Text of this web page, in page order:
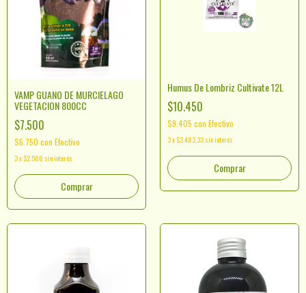
VAMP GUANO DE MURCIELAGO
VEGETACION 800CC
$7.500
$6.750 con Efectivo
3x $2.500 sin interés
Humus De Lombriz Cultivate 12L
$10.450
$9.405 con Efectivo
3x $3.483,33 sin interés